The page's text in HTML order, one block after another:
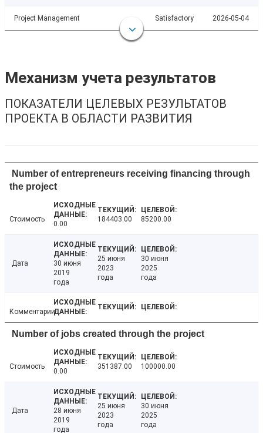
Project Management Satisfactory 2026-05-04
Механизм учета результатов
ПОКАЗАТЕЛИ ЦЕЛЕВЫХ РЕЗУЛЬТАТОВ
ПРОЕКТА В ОБЛАСТИ РАЗВИТИЯ
Number of entrepreneurs receiving financing through
the project
Стоимость
0.00
184403.00 85200.00
Дата
30 июня
2019
года
25 июня
2023
года
30 июня
2025
года
Комментарии
Number of jobs created through the project
Стоимость
0.00
351387.00 100000.00
Дата
28 июня
2019
года
25 июня
2023
года
30 июня
2025
года